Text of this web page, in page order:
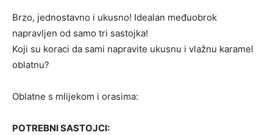
Brzo, jednostavno i ukusno! Idealan međuobrok
napravljen od samo tri sastojka!
Koji su koraci da sami napravite ukusnu i vlažnu karamel
oblatnu?
Oblatne s mlijekom i orasima:
POTREBNI SASTOJCI: